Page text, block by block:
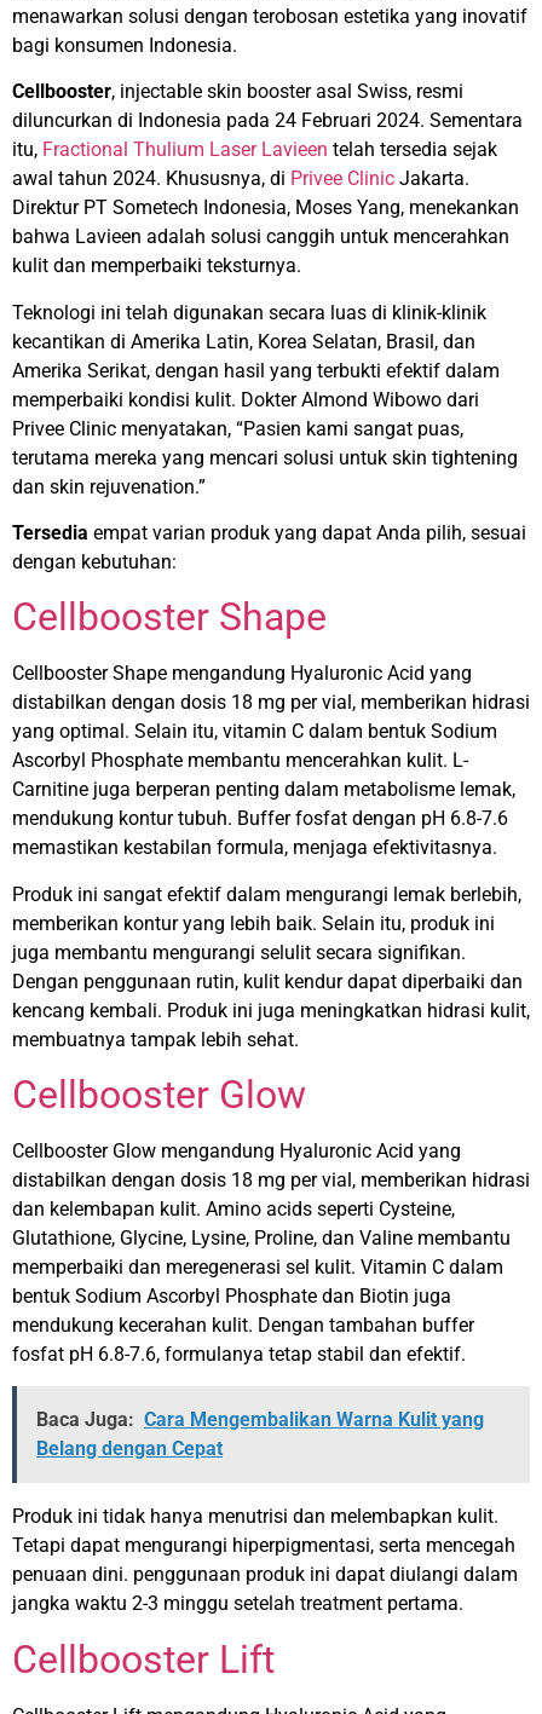
menawarkan solusi dengan terobosan estetika yang inovatif
bagi konsumen Indonesia.
Cellbooster, injectable skin booster asal Swiss, resmi
diluncurkan di Indonesia pada 24 Februari 2024. Sementara
itu, Fractional Thulium Laser Lavieen telah tersedia sejak
awal tahun 2024. Khususnya, di Privee Clinic Jakarta.
Direktur PT Sometech Indonesia, Moses Yang, menekankan
bahwa Lavieen adalah solusi canggih untuk mencerahkan
kulit dan memperbaiki teksturnya.
Teknologi ini telah digunakan secara luas di klinik-klinik
kecantikan di Amerika Latin, Korea Selatan, Brasil, dan
Amerika Serikat, dengan hasil yang terbukti efektif dalam
memperbaiki kondisi kulit. Dokter Almond Wibowo dari
Privee Clinic menyatakan, “Pasien kami sangat puas,
terutama mereka yang mencari solusi untuk skin tightening
dan skin rejuvenation.”
Tersedia empat varian produk yang dapat Anda pilih, sesuai
dengan kebutuhan:
Cellbooster Shape
Cellbooster Shape mengandung Hyaluronic Acid yang
distabilkan dengan dosis 18 mg per vial, memberikan hidrasi
yang optimal. Selain itu, vitamin C dalam bentuk Sodium
Ascorbyl Phosphate membantu mencerahkan kulit. L-
Carnitine juga berperan penting dalam metabolisme lemak,
mendukung kontur tubuh. Buffer fosfat dengan pH 6.8-7.6
memastikan kestabilan formula, menjaga efektivitasnya.
Produk ini sangat efektif dalam mengurangi lemak berlebih,
memberikan kontur yang lebih baik. Selain itu, produk ini
juga membantu mengurangi selulit secara signifikan.
Dengan penggunaan rutin, kulit kendur dapat diperbaiki dan
kencang kembali. Produk ini juga meningkatkan hidrasi kulit,
membuatnya tampak lebih sehat.
Cellbooster Glow
Cellbooster Glow mengandung Hyaluronic Acid yang
distabilkan dengan dosis 18 mg per vial, memberikan hidrasi
dan kelembapan kulit. Amino acids seperti Cysteine,
Glutathione, Glycine, Lysine, Proline, dan Valine membantu
memperbaiki dan meregenerasi sel kulit. Vitamin C dalam
bentuk Sodium Ascorbyl Phosphate dan Biotin juga
mendukung kecerahan kulit. Dengan tambahan buffer
fosfat pH 6.8-7.6, formulanya tetap stabil dan efektif.
Baca Juga: Cara Mengembalikan Warna Kulit yang
Belang dengan Cepat
Produk ini tidak hanya menutrisi dan melembapkan kulit.
Tetapi dapat mengurangi hiperpigmentasi, serta mencegah
penuaan dini. penggunaan produk ini dapat diulangi dalam
jangka waktu 2-3 minggu setelah treatment pertama.
Cellbooster Lift